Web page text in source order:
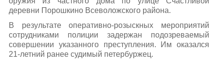
деревни Порошкино Всеволожского района.
В результате оперативно-розыскных мероприятий
сотрудниками полиции задержан подозреваемый
совершении указанного преступления. Им оказался
21-летний ранее судимый петербуржец.